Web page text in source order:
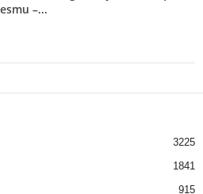
–...
3225
1841
915